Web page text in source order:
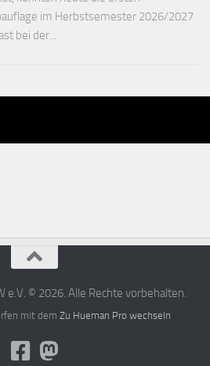
im Herbstsemester 2026/2027
bei der...
e.V. © 2026. Alle Rechte vorbehalten.
mit dem Zu Hueman Pro wechseln